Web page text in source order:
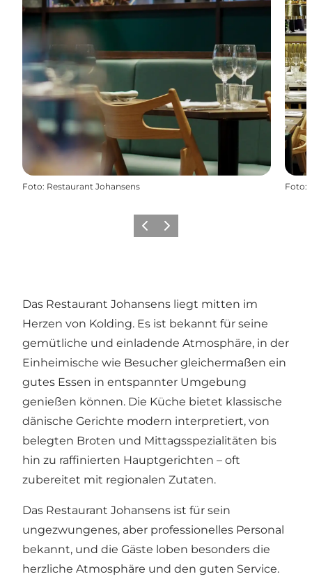
Foto: Restaurant Johansens Foto:
Vorherige Folie
Nächste Folie
Das Restaurant Johansens liegt mitten im
Herzen von Kolding. Es ist bekannt für seine
gemütliche und einladende Atmosphäre, in der
Einheimische wie Besucher gleichermaßen ein
gutes Essen in entspannter Umgebung
genießen können. Die Küche bietet klassische
dänische Gerichte modern interpretiert, von
belegten Broten und Mittagsspezialitäten bis
hin zu raffinierten Hauptgerichten – oft
zubereitet mit regionalen Zutaten.
Das Restaurant Johansens ist für sein
ungezwungenes, aber professionelles Personal
bekannt, und die Gäste loben besonders die
herzliche Atmosphäre und den guten Service.